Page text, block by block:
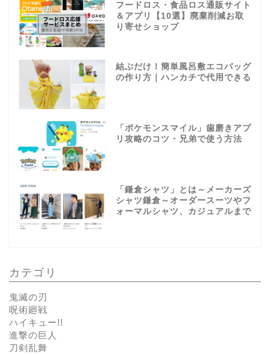
フードロス・食品ロス通販サイト
＆アプリ【10選】廃棄削減お取
り寄せショップ
結ぶだけ！簡単風呂敷エコバッグ
の作り方｜ハンカチで代用できる
「ポケモンスマイル」歯磨きアプ
リ攻略のコツ・兄弟で使う方法
「鎌倉シャツ」とは～メーカーズ
シャツ鎌倉～オーダースーツやフ
ォーマルシャツ、カジュアルまで
カテゴリ
鬼滅の刃
呪術廻戦
ハイキュー!!
進撃の巨人
刀剣乱舞